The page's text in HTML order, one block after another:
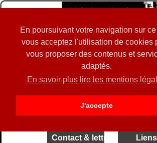
En poursuivant votre navigation sur ce
vous acceptez l'utilisation de cookies
vous proposer des contenus et
adaptés.
En savoir plus lire les mentions
J'accepte
Audio Vidéos
Blog
Contact & lettre d' info Liens